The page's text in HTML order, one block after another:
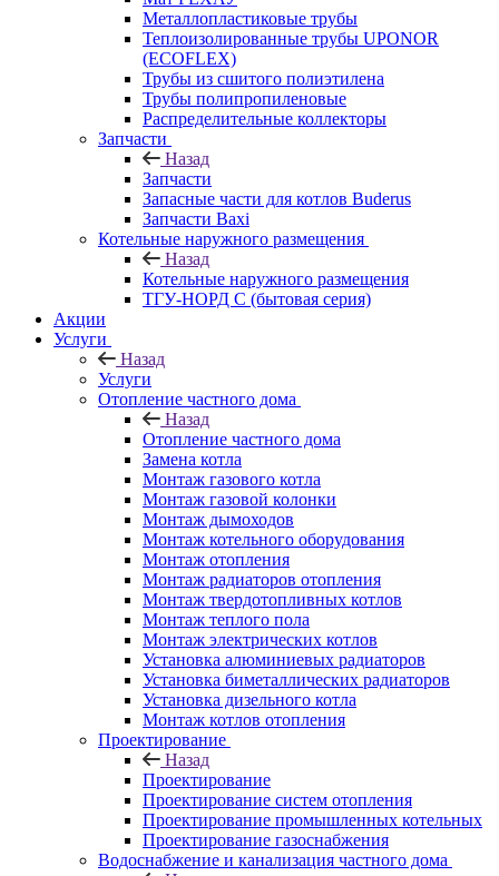
Металлопластиковые трубы
Теплоизолированные трубы UPONOR
(ECOFLEX)
Трубы из сшитого полиэтилена
Трубы полипропиленовые
Распределительные коллекторы
Запчасти
Назад
Запчасти
Запасные части для котлов Buderus
Запчасти Baxi
Котельные наружного размещения
Назад
Котельные наружного размещения
ТГУ-НОРД С (бытовая серия)
Акции
Услуги
Назад
Услуги
Отопление частного дома
Назад
Отопление частного дома
Замена котла
Монтаж газового котла
Монтаж газовой колонки
Монтаж дымоходов
Монтаж котельного оборудования
Монтаж отопления
Монтаж радиаторов отопления
Монтаж твердотопливных котлов
Монтаж теплого пола
Монтаж электрических котлов
Установка алюминиевых радиаторов
Установка биметаллических радиаторов
Установка дизельного котла
Монтаж котлов отопления
Проектирование
Назад
Проектирование
Проектирование систем отопления
Проектирование промышленных котельных
Проектирование газоснабжения
Водоснабжение и канализация частного дома